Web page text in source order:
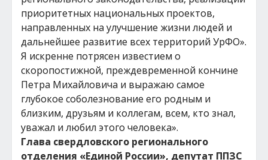
приоритетных национальных проектов,
направленных на улучшение жизни людей и
дальнейшее развитие всех территорий УрФО».
Я искренне потрясен известием о
скоропостижной, преждевременной кончине
Петра Михайловича и выражаю самое
глубокое соболезнование его родным и
близким, друзьям и коллегам, всем, кто знал,
уважал и любил этого человека».
Глава свердловского регионального
отделения «Единой России», депутат ППЗС